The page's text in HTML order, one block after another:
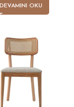
DEVAMINI OKU